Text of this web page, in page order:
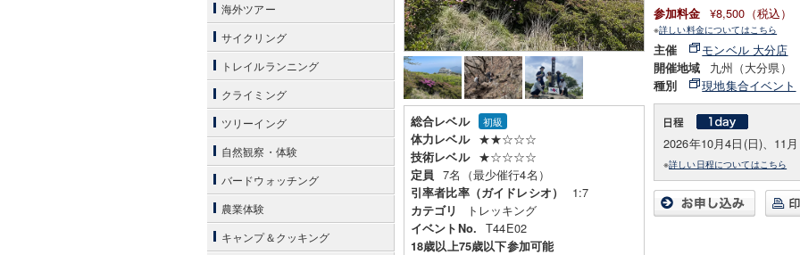
総合レベル 初級
体力レベル ★★☆☆☆
技術レベル ★☆☆☆☆
定員 7名（最少催行4名）
引率者比率（ガイドレシオ） 1:7
カテゴリ トレッキング
イベントNo. T44E02
18歳以上75歳以下参加可能
参加料金 ¥8,500（税込）
※詳しい料金についてはこちら
主催 モンベル 大分店
開催地域 九州（大分県）
種別 現地集合イベント
2026年10月4日(日)、11
※詳しい日程についてはこちら
海外ツアー
サイクリング
トレイルランニング
クライミング
ツリーイング
自然観察・体験
バードウォッチング
農業体験
キャンプ＆クッキング